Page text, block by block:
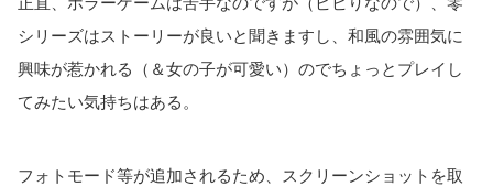
シリーズはストーリーが良いと聞きますし、和風の雰囲気に
興味が惹かれる（＆女の子が可愛い）のでちょっとプレイし
てみたい気持ちはある。
フォトモード等が追加されるため、スクリーンショットを取